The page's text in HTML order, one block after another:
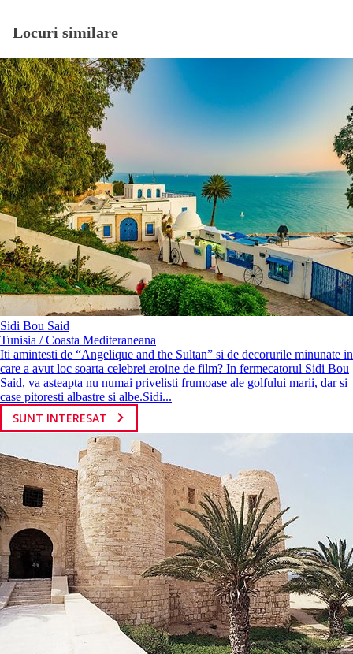
Locuri similare
Sidi Bou Said
Tunisia / Coasta Mediteraneana
Iti amintesti de “Angelique and the Sultan” si de decorurile minunate in
care a avut loc soarta celebrei eroine de film? In fermecatorul Sidi Bou
Said, va asteapta nu numai privelisti frumoase ale golfului marii, dar si
case pitoresti albastre si albe.Sidi...
SUNT INTERESAT